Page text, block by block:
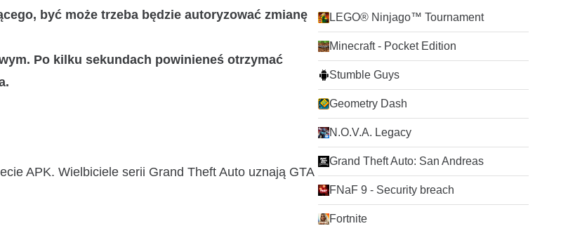
być może trzeba będzie autoryzować zmianę
Po kilku sekundach powinieneś otrzymać
.
APK. Wielbiciele serii Grand Theft Auto uznają GTA
LEGO® Ninjago™ Tournament
Minecraft - Pocket Edition
Stumble Guys
Geometry Dash
N.O.V.A. Legacy
Grand Theft Auto: San Andreas
FNaF 9 - Security breach
Fortnite